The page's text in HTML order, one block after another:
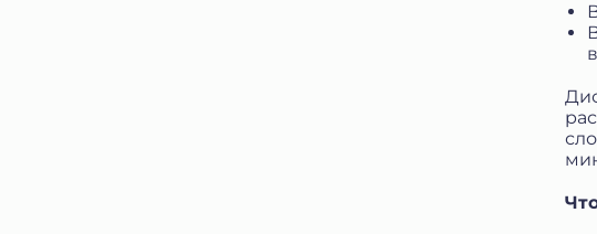
* Нажимая кнопку
персональных
№152-ФЗ «О